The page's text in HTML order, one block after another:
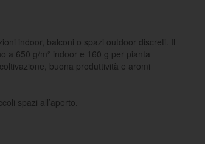
indoor, balconi o spazi outdoor discreti. Il
a 650 g/m² indoor e 160 g per pianta
buona produttività e aromi
spazi all’aperto.